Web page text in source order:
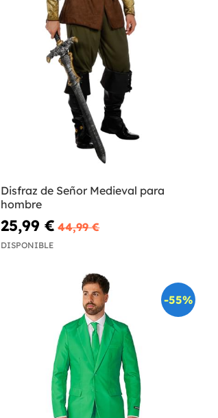
Disfraz de Señor Medieval para
hombre
25,99 € 44,99 €
DISPONIBLE
-55%